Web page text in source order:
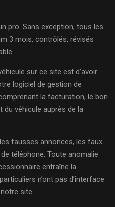
pro. Sans exception, tous les
3 mois, contrôlés, révisés
sur ce site est d’avoir
logiciel de gestion de
la facturation, le bon
du véhicule auprès de la
fausses annonces, les faux
téléphone. Toute anomalie
entraîne la
n’ont pas d’interface
site.